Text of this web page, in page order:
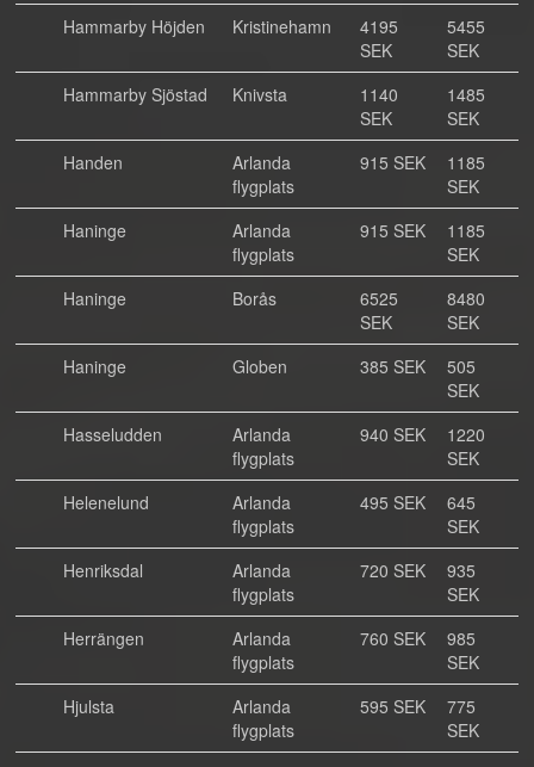
Hammarby Höjden
Kristinehamn
4195
SEK
5455
SEK
Hammarby Sjöstad
Knivsta
1140
SEK
1485
SEK
Handen
Arlanda
flygplats
915 SEK
1185
SEK
Haninge
Arlanda
flygplats
915 SEK
1185
SEK
Haninge
Borås
6525
SEK
8480
SEK
Haninge
Globen 385 SEK
505
SEK
Hasseludden
Arlanda
flygplats
940 SEK
1220
SEK
Helenelund
Arlanda
flygplats
495 SEK
645
SEK
Henriksdal
Arlanda
flygplats
720 SEK
935
SEK
Herrängen
Arlanda
flygplats
760 SEK
985
SEK
Hjulsta
Arlanda
flygplats
595 SEK
775
SEK